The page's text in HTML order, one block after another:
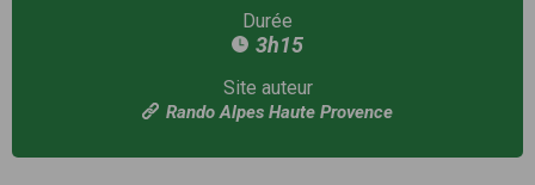
Durée
3h15
Site auteur
Rando Alpes Haute Provence